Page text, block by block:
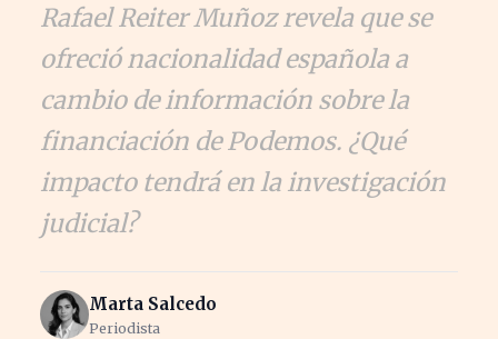
Rafael Reiter Muñoz revela que se
ofreció nacionalidad española a
cambio de información sobre la
financiación de Podemos. ¿Qué
impacto tendrá en la investigación
judicial?
Marta Salcedo
Periodista